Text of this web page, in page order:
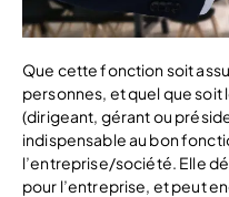
Que cette fonction soit
personnes, et quel que
(dirigeant, gérant ou
indispensable au bon
l’entreprise/société. Elle
pour l’entreprise, et peut